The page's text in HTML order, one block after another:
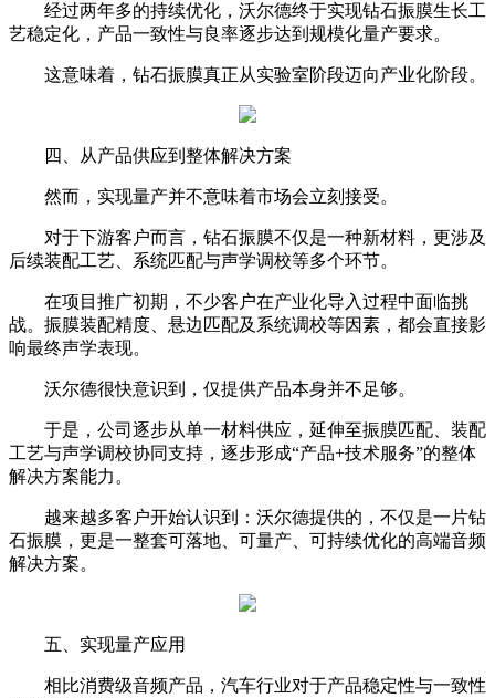
经过两年多的持续优化，沃尔德终于实现钻石振膜生长工
艺稳定化，产品一致性与良率逐步达到规模化量产要求。
这意味着，钻石振膜真正从实验室阶段迈向产业化阶段。
四、从产品供应到整体解决方案
然而，实现量产并不意味着市场会立刻接受。
对于下游客户而言，钻石振膜不仅是一种新材料，更涉及
后续装配工艺、系统匹配与声学调校等多个环节。
在项目推广初期，不少客户在产业化导入过程中面临挑
战。振膜装配精度、悬边匹配及系统调校等因素，都会直接影
响最终声学表现。
沃尔德很快意识到，仅提供产品本身并不足够。
于是，公司逐步从单一材料供应，延伸至振膜匹配、装配
工艺与声学调校协同支持，逐步形成“产品+技术服务”的整体
解决方案能力。
越来越多客户开始认识到：沃尔德提供的，不仅是一片钻
石振膜，更是一整套可落地、可量产、可持续优化的高端音频
解决方案。
五、实现量产应用
相比消费级音频产品，汽车行业对于产品稳定性与一致性